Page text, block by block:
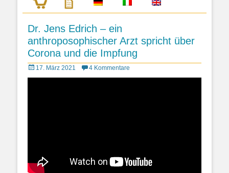
Dr. Jens Edrich – ein
anthroposophischer Arzt spricht über
Corona und die Impfung
Posted
on
17. März 2021 4 Kommentare